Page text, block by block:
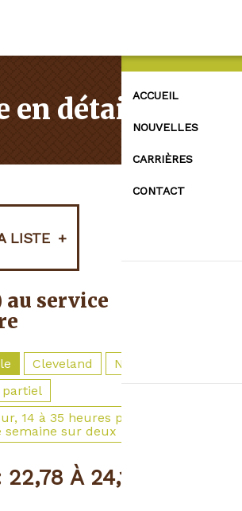
ACCUEIL
NOUVELLES
CARRIÈRES
CONTACT
en détails
LISTE
au service
Cleveland
Non clinique
partiel
14 à 35 heures par semaine,
sur deux
À 24,13 $ DE